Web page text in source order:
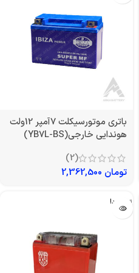
باتری موتورسیکلت 7آمپر 12ولت
هوندایی خارجی(YB7L-BS)
(2)
تومان
تمام شد!